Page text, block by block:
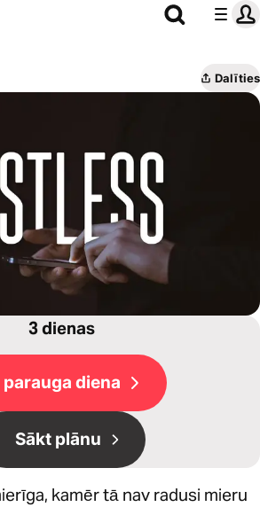
Dalīties
3 dienas
parauga diena
Sākt plānu
kamēr tā nav radusi mieru